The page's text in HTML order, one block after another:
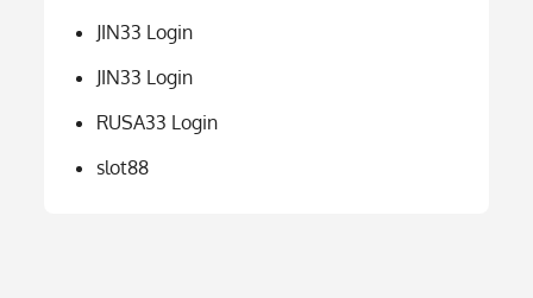
JIN33 Login
JIN33 Login
RUSA33 Login
slot88